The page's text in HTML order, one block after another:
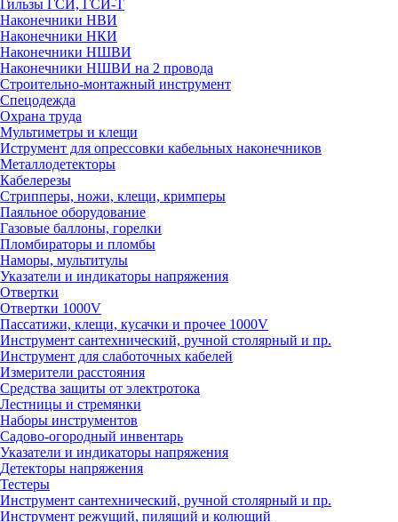
Гильзы ГСИ, ГСИ-Т
Наконечники НВИ
Наконечники НКИ
Наконечники НШВИ
Наконечники НШВИ на 2 провода
Строительно-монтажный инструмент
Спецодежда
Охрана труда
Мультиметры и клещи
Иструмент для опрессовки кабельных наконечников
Металлодетекторы
Кабелерезы
Стрипперы, ножи, клещи, кримперы
Паяльное оборудование
Газовые баллоны, горелки
Пломбираторы и пломбы
Наморы, мультитулы
Указатели и индикаторы напряжения
Отвертки
Отвертки 1000V
Пассатижи, клещи, кусачки и прочее 1000V
Инструмент сантехнический, ручной столярный и пр.
Инструмент для слаботочных кабелей
Измерители расстояния
Средства защиты от электротока
Лестницы и стремянки
Наборы инструментов
Садово-огородный инвентарь
Указатели и индикаторы напряжения
Детекторы напряжения
Тестеры
Инструмент сантехнический, ручной столярный и пр.
Инструмент режущий, пилящий и колющий